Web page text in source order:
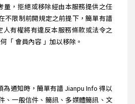
量，拒絕或移除經由本服務提供之任
不限制前開規定之前提下，簡單有譜
人有權將有違反本服務條款或法令之
「 會員內容 」加以移除。
為通知時，簡單有譜 Jianpu Info 得以
、一般信件、簡訊、多媒體簡訊、文